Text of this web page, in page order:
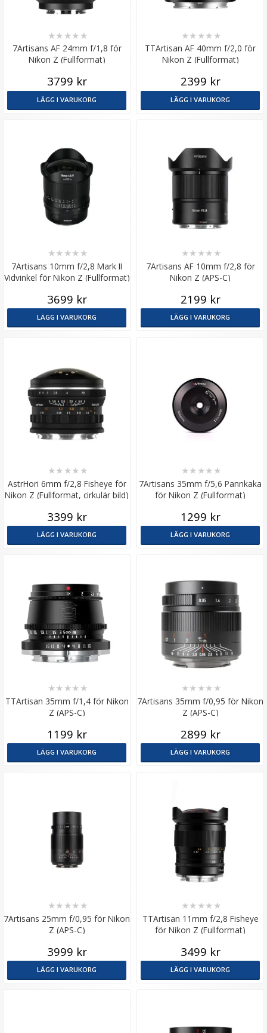
7Artisans AF 24mm f/1,8 för
Nikon Z (Fullformat)
★★ ★★ ★
3799 kr
LÄGG I VARUKORG
TTArtisan AF 40mm f/2,0 för
Nikon Z (Fullformat)
★★ ★★ ★
2399 kr
LÄGG I VARUKORG
7Artisans 10mm f/2,8 Mark II
Vidvinkel för Nikon Z (Fullformat)
★★ ★★ ★
3699 kr
LÄGG I VARUKORG
7Artisans AF 10mm f/2,8 för
Nikon Z (APS-C)
★★ ★★ ★
2199 kr
LÄGG I VARUKORG
AstrHori 6mm f/2,8 Fisheye för
Nikon Z (Fullformat, cirkulär bild)
★★ ★★ ★
3399 kr
LÄGG I VARUKORG
7Artisans 35mm f/5,6 Pannkaka
för Nikon Z (Fullformat)
★★ ★★ ★
1299 kr
LÄGG I VARUKORG
TTArtisan 35mm f/1,4 för Nikon
Z (APS-C)
★★ ★★ ★
1199 kr
LÄGG I VARUKORG
7Artisans 35mm f/0,95 för Nikon
Z (APS-C)
★★ ★★ ★
2899 kr
LÄGG I VARUKORG
7Artisans 25mm f/0,95 för Nikon
Z (APS-C)
★★ ★★ ★
3999 kr
LÄGG I VARUKORG
TTArtisan 11mm f/2,8 Fisheye
för Nikon Z (Fullformat)
★★ ★★ ★
3499 kr
LÄGG I VARUKORG